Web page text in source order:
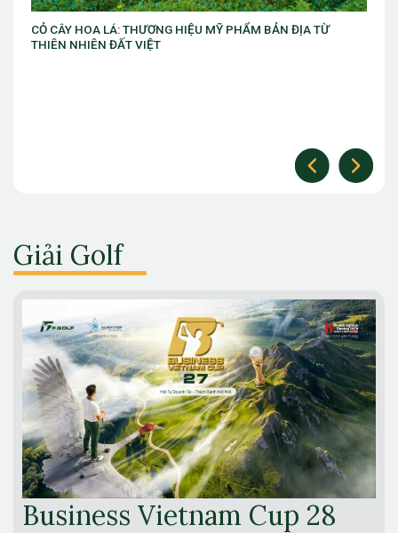
VIB ra mắt chương trình “VIB Swing – Mở khóa đặc quyền,
làm chủ thời cuộc” với ưu đãi Golf lên đến 10 triệu đồng
Giải Golf
Business Vietnam Cup 28